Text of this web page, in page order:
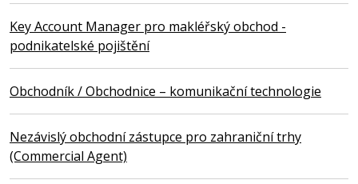
Key Account Manager pro makléřský obchod -
podnikatelské pojištění
Obchodník / Obchodnice – komunikační technologie
Nezávislý obchodní zástupce pro zahraniční trhy
(Commercial Agent)